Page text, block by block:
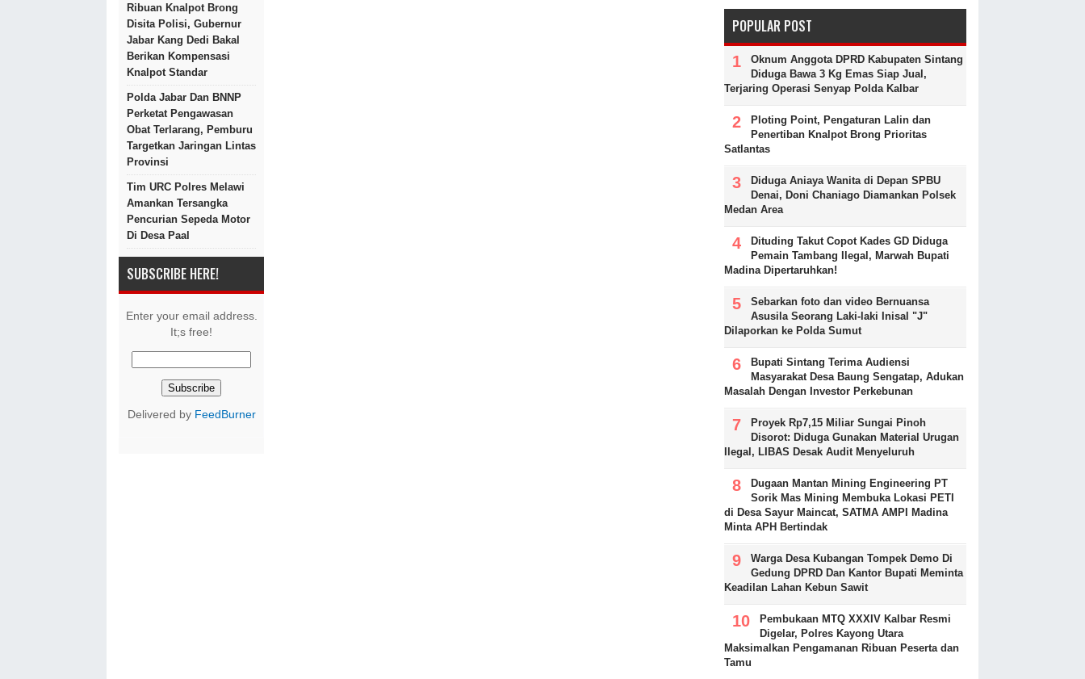
Ribuan Knalpot Brong
Disita Polisi, Gubernur
Jabar Kang Dedi Bakal
Berikan Kompensasi
Knalpot Standar
Polda Jabar Dan BNNP
Perketat Pengawasan
Obat Terlarang, Pemburu
Targetkan Jaringan Lintas
Provinsi
Tim URC Polres Melawi
Amankan Tersangka
Pencurian Sepeda Motor
Di Desa Paal
SUBSCRIBE HERE!
Enter your email address.
It;s free!
Delivered by FeedBurner
POPULAR POST
Oknum Anggota DPRD Kabupaten Sintang
Diduga Bawa 3 Kg Emas Siap Jual,
Terjaring Operasi Senyap Polda Kalbar
Ploting Point, Pengaturan Lalin dan
Penertiban Knalpot Brong Prioritas
Satlantas
Diduga Aniaya Wanita di Depan SPBU
Denai, Doni Chaniago Diamankan Polsek
Medan Area
Dituding Takut Copot Kades GD Diduga
Pemain Tambang Ilegal, Marwah Bupati
Madina Dipertaruhkan!
Sebarkan foto dan video Bernuansa
Asusila Seorang Laki-laki Inisal "J"
Dilaporkan ke Polda Sumut
Bupati Sintang Terima Audiensi
Masyarakat Desa Baung Sengatap, Adukan
Masalah Dengan Investor Perkebunan
Proyek Rp7,15 Miliar Sungai Pinoh
Disorot: Diduga Gunakan Material Urugan
Ilegal, LIBAS Desak Audit Menyeluruh
Dugaan Mantan Mining Engineering PT
Sorik Mas Mining Membuka Lokasi PETI
di Desa Sayur Maincat, SATMA AMPI Madina
Minta APH Bertindak
Warga Desa Kubangan Tompek Demo Di
Gedung DPRD Dan Kantor Bupati Meminta
Keadilan Lahan Kebun Sawit
Pembukaan MTQ XXXIV Kalbar Resmi
Digelar, Polres Kayong Utara
Maksimalkan Pengamanan Ribuan Peserta dan
Tamu